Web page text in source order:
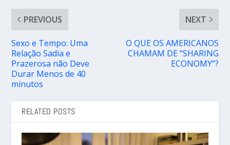
PREVIOUS
Sexo e Tempo: Uma
Relação Sadia e
Prazerosa não Deve
Durar Menos de 40
minutos
NEXT
O QUE OS AMERICANOS
CHAMAM DE “SHARING
ECONOMY”?
RELATED POSTS